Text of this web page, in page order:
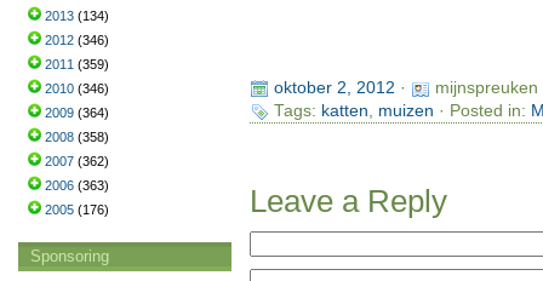
oktober 2, 2012 ·
mijnspreuken
Tags: katten, muizen · Posted in:
Leave a Reply
2013 (134)
2012 (346)
2011 (359)
2010 (346)
2009 (364)
2008 (358)
2007 (362)
2006 (363)
2005 (176)
Sponsoring